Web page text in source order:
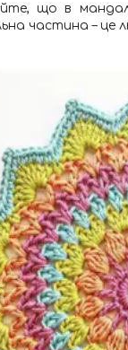
що в
частина – це